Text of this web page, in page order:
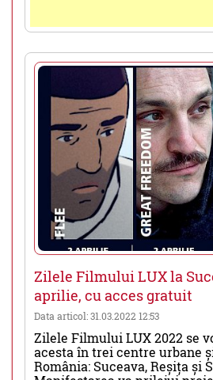
Zilele Filmului LUX la
aprilie, cu acces gratuit
Data articol: 31.03.2022 12:53
Zilele Filmului LUX 2022 se
acesta în trei centre urbane
România: Suceava, Reșița și